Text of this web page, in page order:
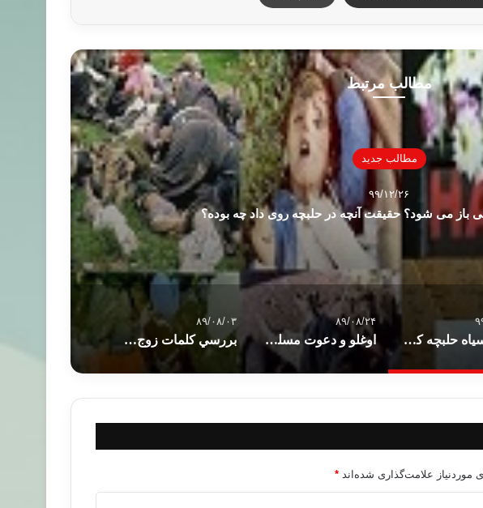
مطالب مرتبط
مطالب جدید
۹۹/۱۲/۲۶
باز می شود؟ حقیقت آنچه در حلبچه روی داد چه بوده؟
جعبه سیاه حلبچه کی باز می شود؟ حقیقت آنچه در حلبچه روی داد چه بوده؟
۸۹/۰۸/۲۴
اوغلو و دعوت مسلمانان به وحدت
۸۹/۰۸/۰۳
بررسي كلمات زوج و امرأة در قرآن
موردنیاز علامت‌گذاری شده‌اند *